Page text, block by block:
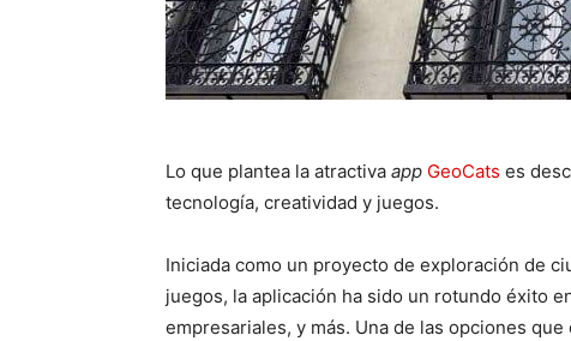
Lo que plantea la atractiva app GeoCats es
tecnología, creatividad y juegos.
Iniciada como un proyecto de exploración de
juegos, la aplicación ha sido un rotundo éxito
empresariales, y más. Una de las opciones